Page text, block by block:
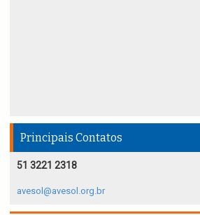
Principais Contatos
51 3221 2318
avesol@avesol.org.br